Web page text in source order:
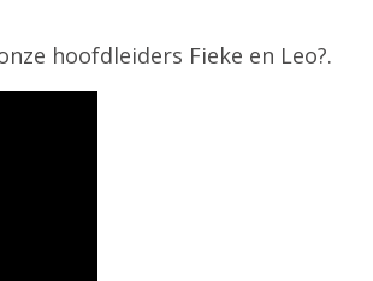
hoofdleiders Fieke en Leo?.